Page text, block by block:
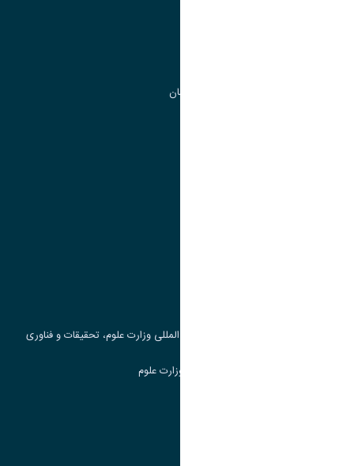
گروه جذب و هدایت استعداد های درخشان
مرکز مطالعات و همکاری های علمی بین المللی وزارت علوم، تحقیقات و فناوری
سامانه دریافت و پاسخگویی به شکایات وزارت علوم